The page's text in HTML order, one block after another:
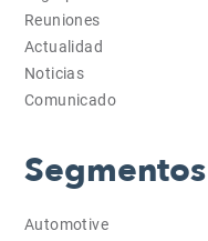
Reuniones
Actualidad
Noticias
Comunicado
Segmentos
Automotive